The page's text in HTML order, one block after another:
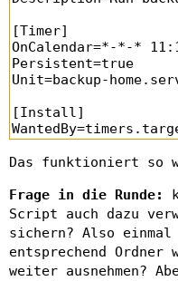
Das funktioniert so
Frage in die Runde:
Script auch dazu
sichern? Also
entsprechend
weiter ausnehmen?